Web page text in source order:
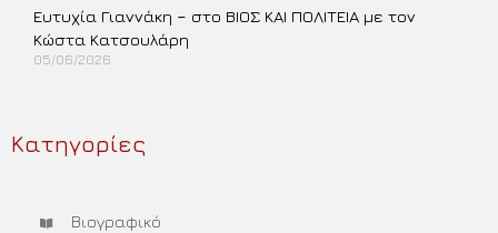
Ευτυχία Γιαννάκη – στο ΒΙΟΣ ΚΑΙ ΠΟΛΙΤΕΙΑ με τον
Κώστα Κατσουλάρη
05/06/2026
Κατηγορίες
Βιογραφικό